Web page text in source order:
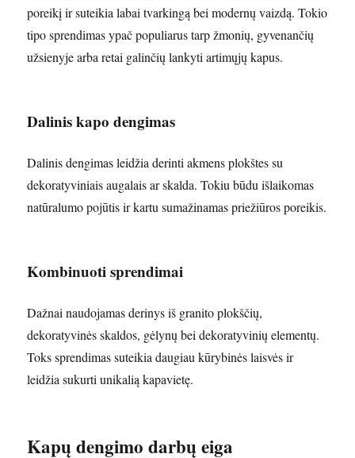
poreikį ir suteikia labai tvarkingą bei modernų vaizdą. Tokio
tipo sprendimas ypač populiarus tarp žmonių, gyvenančių
užsienyje arba retai galinčių lankyti artimųjų kapus.
Dalinis kapo dengimas
Dalinis dengimas leidžia derinti akmens plokštes su
dekoratyviniais augalais ar skalda. Tokiu būdu išlaikomas
natūralumo pojūtis ir kartu sumažinamas priežiūros poreikis.
Kombinuoti sprendimai
Dažnai naudojamas derinys iš granito plokščių,
dekoratyvinės skaldos, gėlynų bei dekoratyvinių elementų.
Toks sprendimas suteikia daugiau kūrybinės laisvės ir
leidžia sukurti unikalią kapavietę.
Kapų dengimo darbų eiga